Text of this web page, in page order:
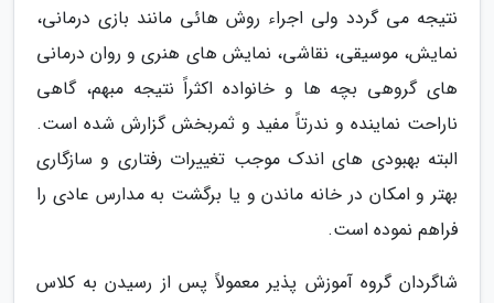
نتیجه می گردد ولی اجراء روش هائی مانند بازی درمانی،
نمایش، موسیقی، نقاشی، نمایش های هنری و روان درمانی
های گروهی بچه ها و خانواده اکثراً نتیجه مبهم، گاهی
ناراحت نماینده و ندرتاً مفید و ثمربخش گزارش شده است.
البته بهبودی های اندک موجب تغییرات رفتاری و سازگاری
بهتر و امکان در خانه ماندن و یا برگشت به مدارس عادی را
فراهم نموده است.
شاگردان گروه آموزش پذیر معمولاً پس از رسیدن به کلاس